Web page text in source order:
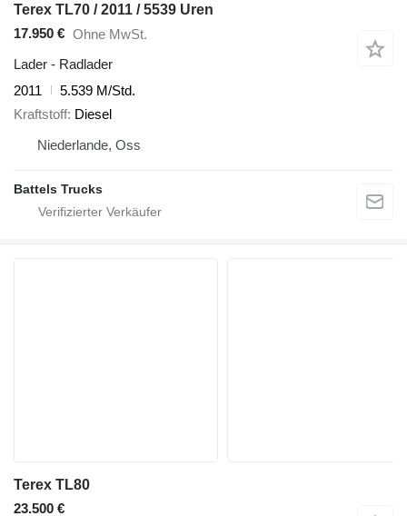
Terex TL70 / 2011 / 5539 Uren
17.950 € Ohne MwSt.
Lader - Radlader
2011
5.539 M/Std.
Kraftstoff Diesel
Niederlande, Oss
Battels Trucks
Terex TL80
23.500 €